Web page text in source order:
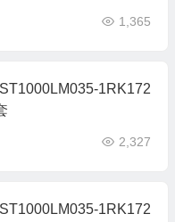
1,365
1RK172
2,327
1RK172